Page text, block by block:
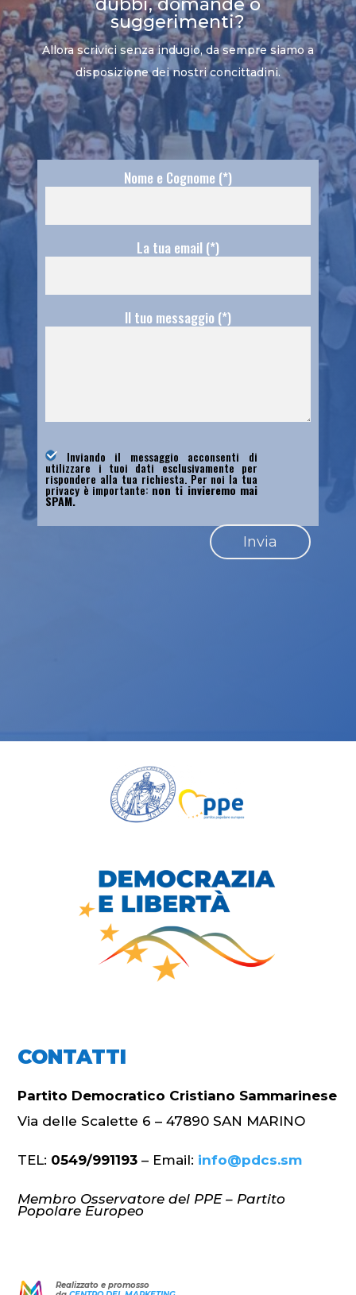
dubbi, domande o
suggerimenti?
Allora scrivici senza indugio, da sempre siamo a
disposizione dei nostri concittadini.
Nome e Cognome (*)
La tua email (*)
Il tuo messaggio (*)
Inviando il messaggio acconsenti di
utilizzare i tuoi dati esclusivamente per
rispondere alla tua richiesta. Per noi la tua
privacy è importante:non ti invieremo mai
SPAM.
CONTATTI
Partito Democratico Cristiano Sammarinese
Via delle Scalette 6 – 47890 SAN MARINO
TEL: 0549/991193 – Email: info@pdcs.sm
Membro Osservatore del PPE – Partito
Popolare Europeo
Realizzato e promosso